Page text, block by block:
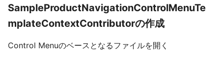
SampleProductNavigationControlMenuTe
mplateContextContributorの作成
Control Menuのベースとなるファイルを開く